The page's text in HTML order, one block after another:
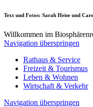
Text und Fotos: Sarah Heise und
Willkommen im
Navigation überspringen
Rathaus & Service
Freizeit & Tourismus
Leben & Wohnen
Wirtschaft & Verkehr
Navigation überspringen